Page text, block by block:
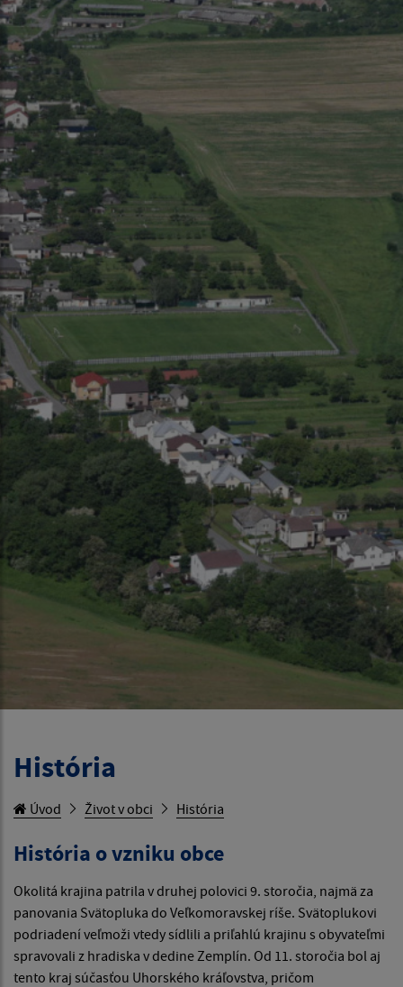
História
Úvod Život v obci História
História o vzniku obce
Okolitá krajina patrila v druhej polovici 9. storočia, najmä za
panovania Svätopluka do Veľkomoravskej ríše. Svätoplukovi
podriadení veľmoži vtedy sídlili a priľahlú krajinu s obyvateľmi
spravovali z hradiska v dedine Zemplín. Od 11. storočia bol aj
tento kraj súčasťou Uhorského kráľovstva, pričom